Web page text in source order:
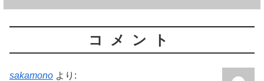
コメント
sakamono より: